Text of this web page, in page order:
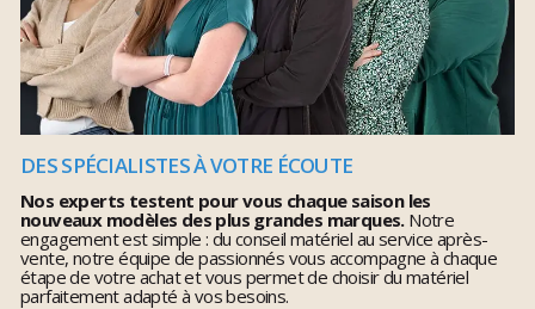
DES SPÉCIALISTES À VOTRE ÉCOUTE
Nos experts testent pour vous chaque saison les
nouveaux modèles des plus grandes marques.Notre
engagement est simple : du conseil matériel au service après-
vente, notre équipe de passionnés vous accompagne à chaque
étape de votre achat et vous permet de choisir du matériel
parfaitement adapté à vos besoins.